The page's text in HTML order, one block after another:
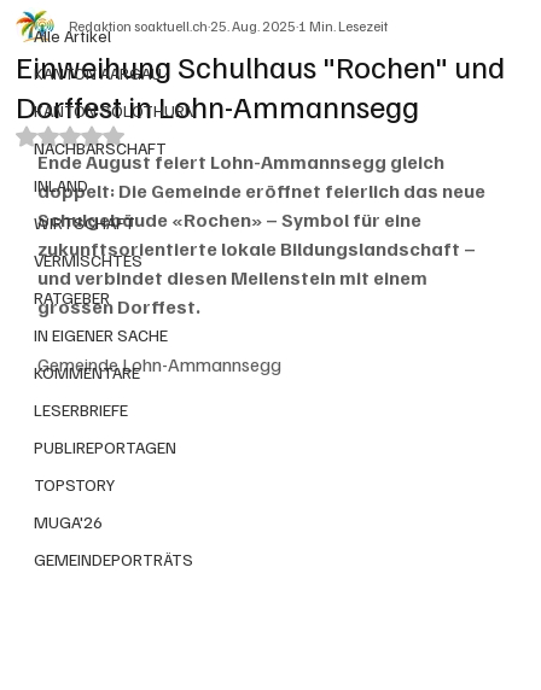
Alle Artikel
KANTON AARGAU
KANTON SOLOTHURN
NACHBARSCHAFT
INLAND
WIRTSCHAFT
VERMISCHTES
RATGEBER
IN EIGENER SACHE
KOMMENTARE
LESERBRIEFE
PUBLIREPORTAGEN
TOPSTORY
MUGA'26
GEMEINDEPORTRÄTS
Einweihung Schulhaus "Rochen" und
Dorffest in Lohn-Ammannsegg
Redaktion soaktuell.ch25. Aug. 20251 Min. Lesezeit
Mit NaN von 5 Sternen bewertet.
Ende August feiert Lohn-Ammannsegg gleich
doppelt: Die Gemeinde eröffnet feierlich das neue
Schulgebäude «Rochen» – Symbol für eine
zukunftsorientierte lokale Bildungslandschaft –
und verbindet diesen Meilenstein mit einem
grossen Dorffest.
Gemeinde Lohn-Ammannsegg